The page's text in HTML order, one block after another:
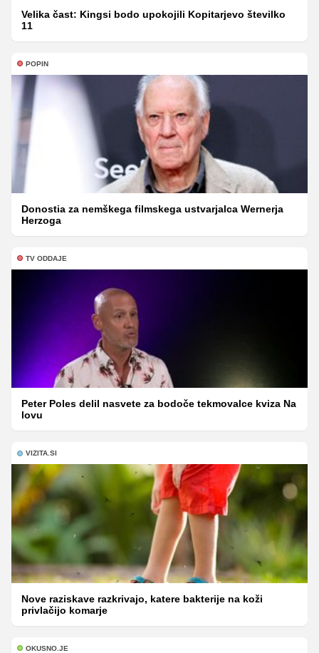
Velika čast: Kingsi bodo upokojili Kopitarjevo številko
11
POPIN
Donostia za nemškega filmskega ustvarjalca Wernerja
Herzoga
TV ODDAJE
Peter Poles delil nasvete za bodoče tekmovalce kviza Na
lovu
VIZITA.SI
Nove raziskave razkrivajo, katere bakterije na koži
privlačijo komarje
OKUSNO.JE